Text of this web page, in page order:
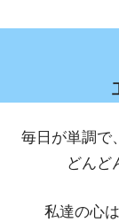
毎日が単調で
どんど
私達の心